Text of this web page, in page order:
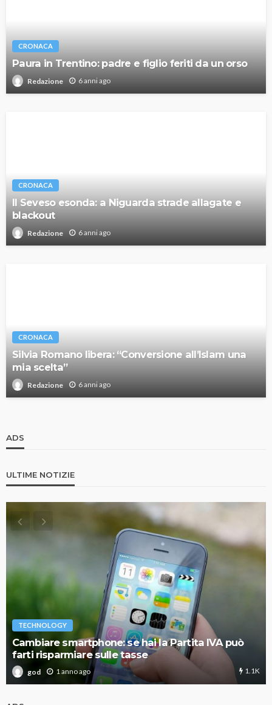
CRONACA
Paura in Trentino: padre e figlio feriti da un orso
Redazione 6 anni ago
CRONACA
Il Seveso esonda: a Niguarda strade allagate e
blackout
Redazione 6 anni ago
CRONACA
Silvia Romano libera: “Conversione all’Islam una
mia scelta”
Redazione 6 anni ago
ADS
ULTIME NOTIZIE
TECHNOLOGY
Cambiare smartphone: se hai la Partita IVA può
farti risparmiare sulle tasse
god 1 anno ago 1.1K